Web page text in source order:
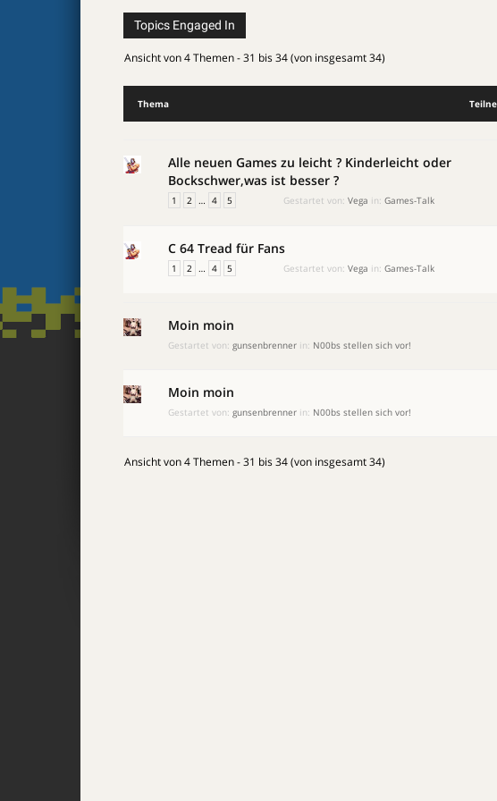
Topics Engaged In
Ansicht von 4 Themen - 31 bis 34 (von insgesamt 34)
Thema
Alle neuen Games zu leicht ? Kinderleicht oder
Bockschwer,was ist besser ?
1 2 … 4 5 Gestartet von: Vega in: Games-Talk
C 64 Tread für Fans
1 2 … 4 5 Gestartet von: Vega in: Games-Talk
Moin moin
Gestartet von: gunsenbrenner in: N00bs stellen sich vor!
Moin moin
Gestartet von: gunsenbrenner in: N00bs stellen sich vor!
Ansicht von 4 Themen - 31 bis 34 (von insgesamt 34)